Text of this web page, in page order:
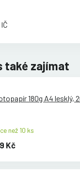
také zajímat
180g A4 lesklý,
než 10 ks
Kč